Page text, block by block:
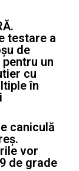
testare a
de
un
cu
în
caniculă
vor
de grade